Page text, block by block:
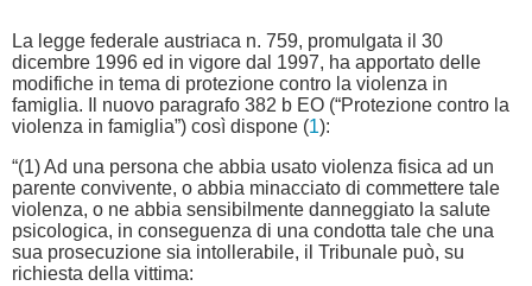
La legge federale austriaca n. 759, promulgata il 30
dicembre 1996 ed in vigore dal 1997, ha apportato delle
modifiche in tema di protezione contro la violenza in
famiglia. Il nuovo paragrafo 382 b EO (“Protezione contro la
violenza in famiglia”) così dispone (1):
“(1) Ad una persona che abbia usato violenza fisica ad un
parente convivente, o abbia minacciato di commettere tale
violenza, o ne abbia sensibilmente danneggiato la salute
psicologica, in conseguenza di una condotta tale che una
sua prosecuzione sia intollerabile, il Tribunale può, su
richiesta della vittima: